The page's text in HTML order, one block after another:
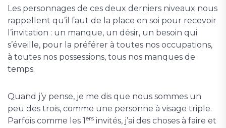
Les personnages de ces deux derniers niveaux nous
rappellent qu’il faut de la place en soi pour recevoir
l’invitation : un manque, un désir, un besoin qui
s’éveille, pour la préférer à toutes nos occupations,
à toutes nos possessions, tous nos manques de
temps.
Quand j’y pense, je me dis que nous sommes un
peu des trois, comme une personne à visage triple.
Parfois comme les 1ers invités, j’ai des choses à faire et